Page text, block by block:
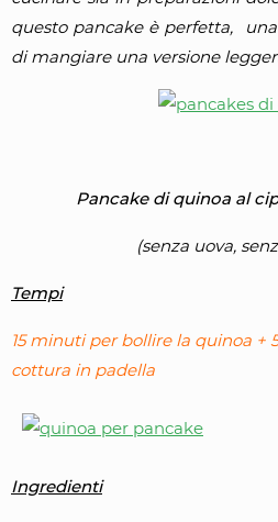
questo pancake è perfetta,
di mangiare una versione
Pancake di quinoa al
(senza uova,
Tempi
15 minuti per bollire la quinoa +
cottura in padella
Ingredienti